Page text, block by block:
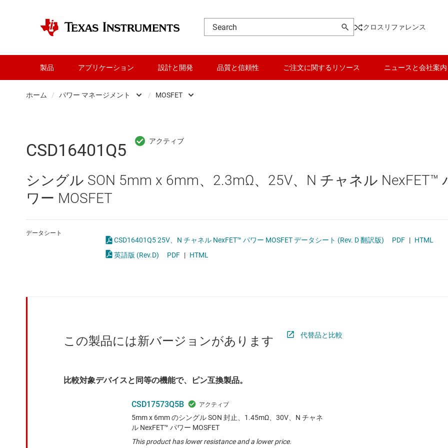
クロスリファレンス
製品 アプリケーション 設計と開発 品質と信頼性 ご注文に関するリソース ニュースと会社案内
ホーム / パワー マネージメント
RF とマイクロ波
インターフェイス
オーディオ、ハプティクス、およびピエゾ
スイッチ/マルチプレクサ
マイコン (MCU) / プロセッサ
/ MOSFET
DDR メモリ向け電源 IC
CSD16401Q5
シングル SON 5mm x 6mm、2.3mΩ、25V、N チャネル NexFET™
ワー MOSFET
データシート
CSD16401Q5 25V、N チャネル NexFET™ パワー MOSFET データシート (Rev. D 翻訳版) PDF | HTML
英語版 (Rev.D)
PDF | HTML
この製品には新バージョンがあります 代替品と比較
比較対象デバイスと同等の機能で、ピン互換製品。
CSD17573Q5B
5mm x 6mm のシングル SON 封止、1.45mΩ、30V、N チャネ
ル NexFET™ パワー MOSFET
This product has lower resistance and a lower price.